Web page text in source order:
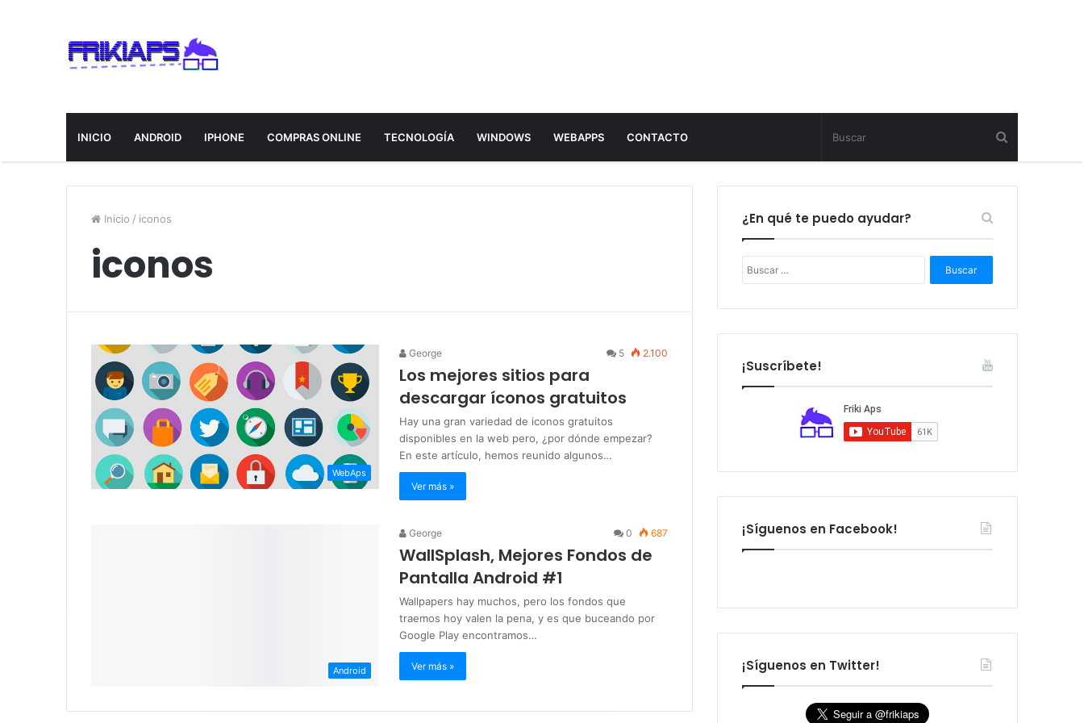
INICIO ANDROID IPHONE COMPRAS ONLINE TECNOLOGÍA WINDOWS WEBAPPS CONTACTO
Inicio / iconos
iconos
WebAps
George 5 2.100
Los mejores sitios para
descargar íconos gratuitos
Hay una gran variedad de iconos gratuitos
disponibles en la web pero, ¿por dónde empezar?
En este artículo, hemos reunido algunos…
Ver más »
Android
George 0 687
WallSplash, Mejores Fondos de
Pantalla Android #1
Wallpapers hay muchos, pero los fondos que
traemos hoy valen la pena, y es que buceando por
Google Play encontramos…
Ver más »
¿En qué te puedo ayudar?
u
a
¡Suscríbete!
¡Síguenos en Facebook!
¡Síguenos en Twitter!